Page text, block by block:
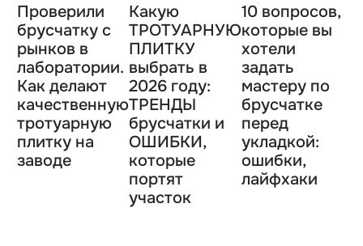
Проверили
брусчатку с
рынков в
лаборатории.
Как делают
качественную
тротуарную
плитку на
заводе
Какую
ТРОТУАРНУЮ
ПЛИТКУ
выбрать в
2026 году:
ТРЕНДЫ
брусчатки и
ОШИБКИ,
которые
портят
участок
10 вопросов,
которые вы
хотели
задать
мастеру по
брусчатке
перед
укладкой:
ошибки,
лайфхаки